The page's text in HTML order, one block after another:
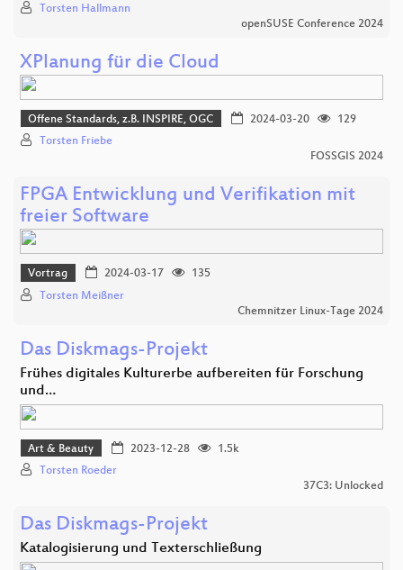
Torsten Hallmann
openSUSE Conference 2024
XPlanung für die Cloud
Offene Standards, z.B. INSPIRE, OGC 2024-03-20
129
Torsten Friebe
FOSSGIS 2024
FPGA Entwicklung und Verifikation mit
freier Software
Vortrag 2024-03-17
135
Torsten Meißner
Chemnitzer Linux-Tage 2024
Das Diskmags-Projekt
Frühes digitales Kulturerbe aufbereiten für Forschung
und…
Art & Beauty 2023-12-28
1.5k
Torsten Roeder
37C3: Unlocked
Das Diskmags-Projekt
Katalogisierung und Texterschließung